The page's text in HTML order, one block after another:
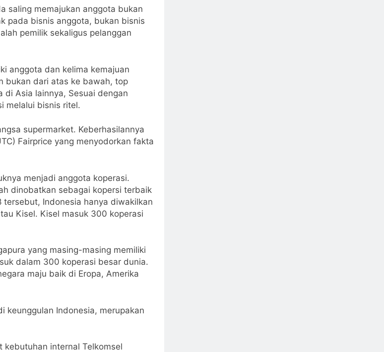
saling memajukan anggota bukan
pada bisnis anggota, bukan bisnis
pemilik sekaligus pelanggan
anggota dan kelima kemajuan
bukan dari atas ke bawah, top
di Asia lainnya, Sesuai dengan
melalui bisnis ritel.
supermarket. Keberhasilannya
Fairprice yang menyodorkan fakta
menjadi anggota koperasi.
dinobatkan sebagai kopersi terbaik
Indonesia hanya diwakilkan
Kisel. Kisel masuk 300 koperasi
yang masing-masing memiliki
dalam 300 koperasi besar dunia.
maju baik di Eropa, Amerika
keunggulan Indonesia, merupakan
internal Telkomsel